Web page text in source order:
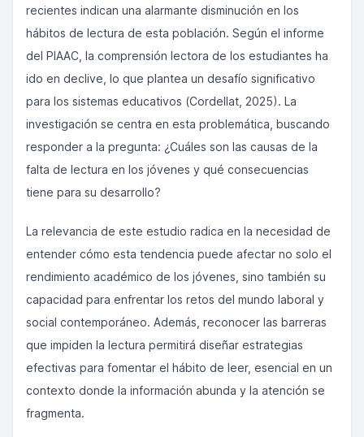
recientes indican una alarmante disminución en los
hábitos de lectura de esta población. Según el informe
del PIAAC, la comprensión lectora de los estudiantes ha
ido en declive, lo que plantea un desafío significativo
para los sistemas educativos (Cordellat, 2025). La
investigación se centra en esta problemática, buscando
responder a la pregunta: ¿Cuáles son las causas de la
falta de lectura en los jóvenes y qué consecuencias
tiene para su desarrollo?
La relevancia de este estudio radica en la necesidad de
entender cómo esta tendencia puede afectar no solo el
rendimiento académico de los jóvenes, sino también su
capacidad para enfrentar los retos del mundo laboral y
social contemporáneo. Además, reconocer las barreras
que impiden la lectura permitirá diseñar estrategias
efectivas para fomentar el hábito de leer, esencial en un
contexto donde la información abunda y la atención se
fragmenta.